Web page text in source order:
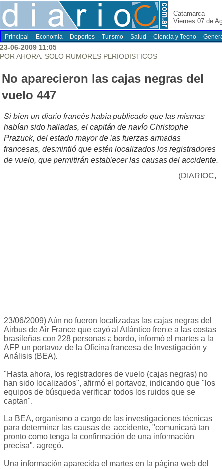
Catamarca
Viernes 07 de
Principal Economia Deportes Turismo Salud Ciencia y Tecno
23-06-2009 11:05
POR AHORA, SOLO RUMORES PERIODISTICOS
No aparecieron las cajas negras del
vuelo 447
Si bien un diario francés había publicado que las mismas
habían sido halladas, el capitán de navío Christophe
Prazuck, del estado mayor de las fuerzas armadas
francesas, desmintió que estén localizados los registradores
de vuelo, que permitirán establecer las causas del accidente.
(DIARIOC,
23/06/2009) Aún no fueron localizadas las cajas negras del
Airbus de Air France que cayó al Atlántico frente a las costas
brasileñas con 228 personas a bordo, informó el martes a la
AFP un portavoz de la Oficina francesa de Investigación y
Análisis (BEA).
"Hasta ahora, los registradores de vuelo (cajas negras) no
han sido localizados", afirmó el portavoz, indicando que "los
equipos de búsqueda verifican todos los ruidos que se
captan".
La BEA, organismo a cargo de las investigaciones técnicas
para determinar las causas del accidente, "comunicará tan
pronto como tenga la confirmación de una información
precisa", agregó.
Una información aparecida el martes en la página web del